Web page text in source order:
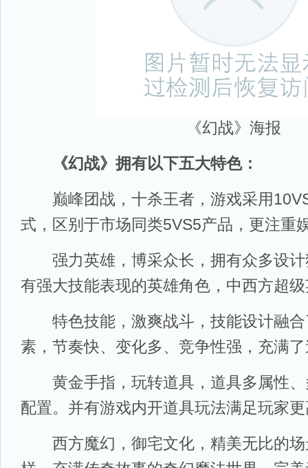
《幻战》海报
《幻战》拥有以下五大特色：
巅峰团战，十杀王者，游戏采用
式，区别于市场同类5VS5产品，更注重
强力英雄，博采众长，拥有众多设计
有强大技能表现的英雄角色，中西方超
特色技能，激爽战斗，技能设计融合
素，节奏快、变化多、竞争性强，充满
黄金手指，玩转道具，道具多属性、
配置。并有游戏内开道具玩法满足玩家
西方魔幻，御宅文化，精美无比的场